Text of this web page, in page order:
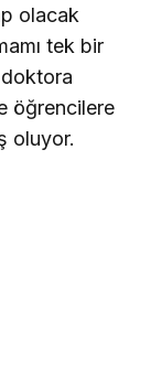
olacak
tek bir
öğrencilere
oluyor.